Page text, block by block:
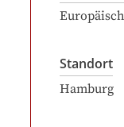
Standort
Hamburg